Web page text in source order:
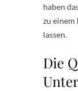
haben
zu einem
lassen.
Die